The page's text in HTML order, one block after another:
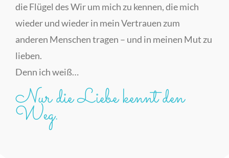
die Flügel des Wir um mich zu kennen, die mich
wieder und wieder in mein Vertrauen zum
anderen Menschen tragen – und in meinen Mut zu
lieben.
Denn ich weiß…
Nur die Liebe kennt den
Weg.